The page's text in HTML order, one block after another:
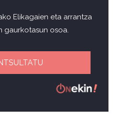
Elikagaien eta arrantza
gaurkotasun osoa.